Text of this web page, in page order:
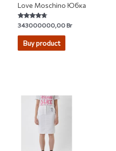
Love Moschino Юбка
Rated
4.50
out of 5
343000000,00Br
Buy product